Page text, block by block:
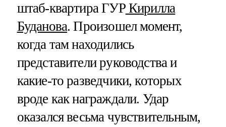
штаб-квартира ГУРКирилла
Буданова. Произошел момент,
когда там находились
представители руководства и
какие-то разведчики, которых
вроде как награждали. Удар
оказался весьма чувствительным,